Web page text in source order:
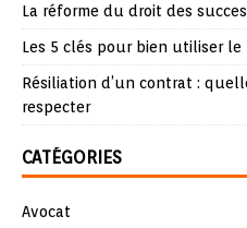
La réforme du droit des
Les 5 clés pour bien utiliser
Résiliation d’un contrat :
respecter
CATÉGORIES
Avocat